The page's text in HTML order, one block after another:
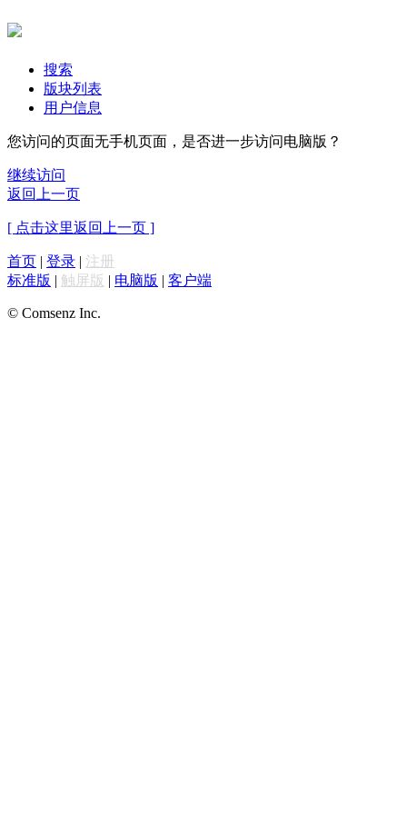
搜索
版块列表
用户信息
您访问的页面无手机页面，是否进一步访问电脑版？
继续访问
返回上一页
[ 点击这里返回上一页 ]
首页 | 登录 | 注册
标准版 | 触屏版 | 电脑版 | 客户端
© Comsenz Inc.